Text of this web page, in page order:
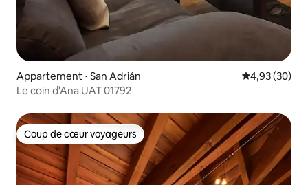
Appartement ⋅ San Adrián Évaluation
4,93 (30)
Le coin d'Ana UAT 01792
Coup de cœur voyageurs
Coup de cœur voyageurs